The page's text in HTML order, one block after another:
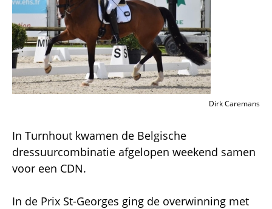
Dirk Caremans
In Turnhout kwamen de Belgische
dressuurcombinatie afgelopen weekend samen
voor een CDN.
In de Prix St-Georges ging de overwinning met